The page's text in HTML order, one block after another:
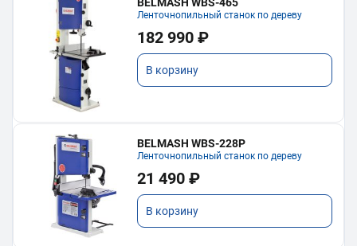
Ленточнопильный станок по дереву
182 990 ₽
В корзину
BELMASH WBS-228P
Ленточнопильный станок по дереву
21 490 ₽
В корзину